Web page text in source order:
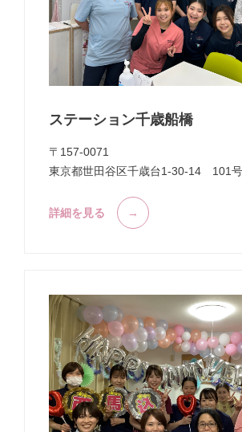
ステーション千歳船橋
〒157-0071
東京都世田谷区千歳台1-30-14 101
詳細を見る